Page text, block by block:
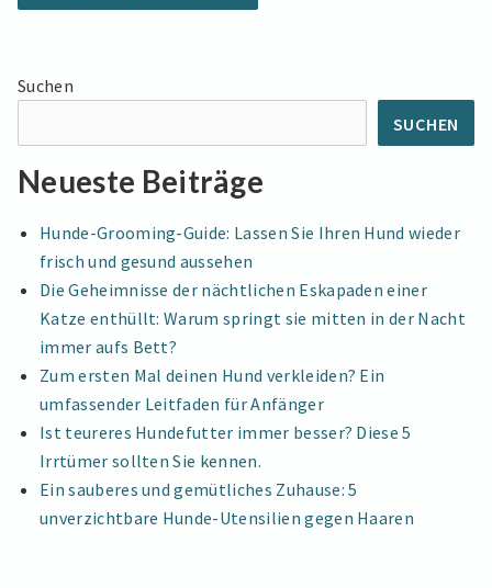
Suchen
SUCHEN
Neueste Beiträge
Hunde-Grooming-Guide: Lassen Sie Ihren Hund wieder
frisch und gesund aussehen
Die Geheimnisse der nächtlichen Eskapaden einer
Katze enthüllt: Warum springt sie mitten in der Nacht
immer aufs Bett?
Zum ersten Mal deinen Hund verkleiden? Ein
umfassender Leitfaden für Anfänger
Ist teureres Hundefutter immer besser? Diese 5
Irrtümer sollten Sie kennen.
Ein sauberes und gemütliches Zuhause: 5
unverzichtbare Hunde-Utensilien gegen Haaren